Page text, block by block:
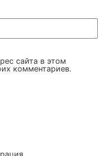
сайта в этом
комментариев.